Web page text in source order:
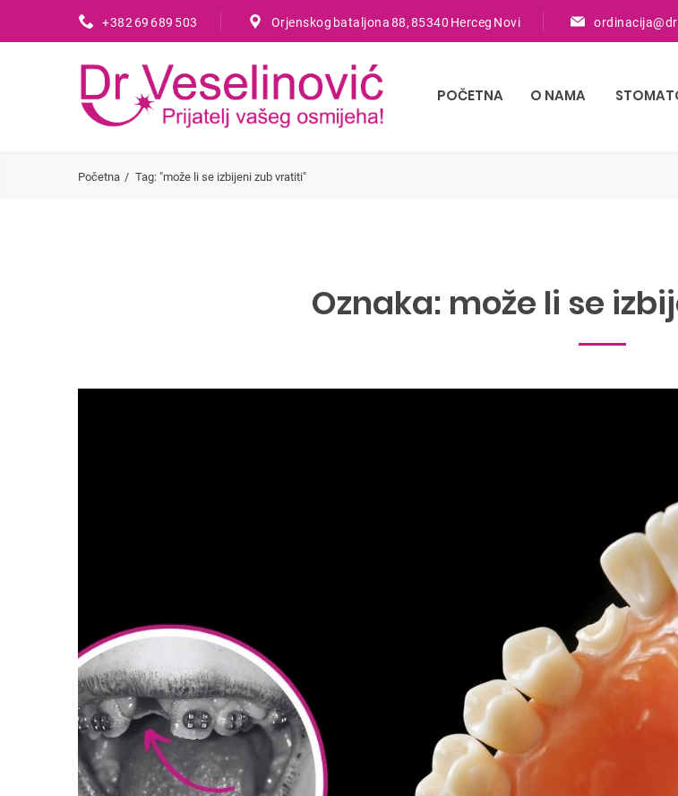
+382 69 689 503 Orjenskog bataljona 88, 85340 Herceg Novi
POČETNA O NAMA
Početna Tag: "može li se izbijeni zub vratiti"
Oznaka: može li se